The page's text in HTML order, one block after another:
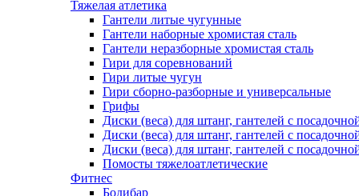
Тяжелая атлетика
Гантели литые чугунные
Гантели наборные хромистая сталь
Гантели неразборные хромистая сталь
Гири для соревнований
Гири литые чугун
Гири сборно-разборные и универсальные
Грифы
Диски (веса) для штанг, гантелей с
Диски (веса) для штанг, гантелей с
Диски (веса) для штанг, гантелей с
Помосты тяжелоатлетические
Фитнес
Бодибар